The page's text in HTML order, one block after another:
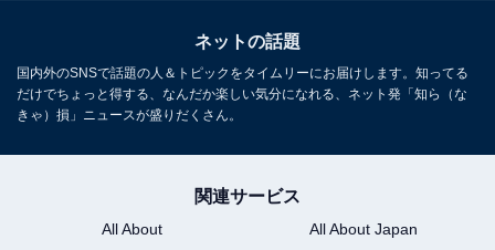
ネットの話題
国内外のSNSで話題の人＆トピックをタイムリーにお届けします。知ってる
だけでちょっと得する、なんだか楽しい気分になれる、ネット発「知ら（な
きゃ）損」ニュースが盛りだくさん。
関連サービス
All About
All About Japan